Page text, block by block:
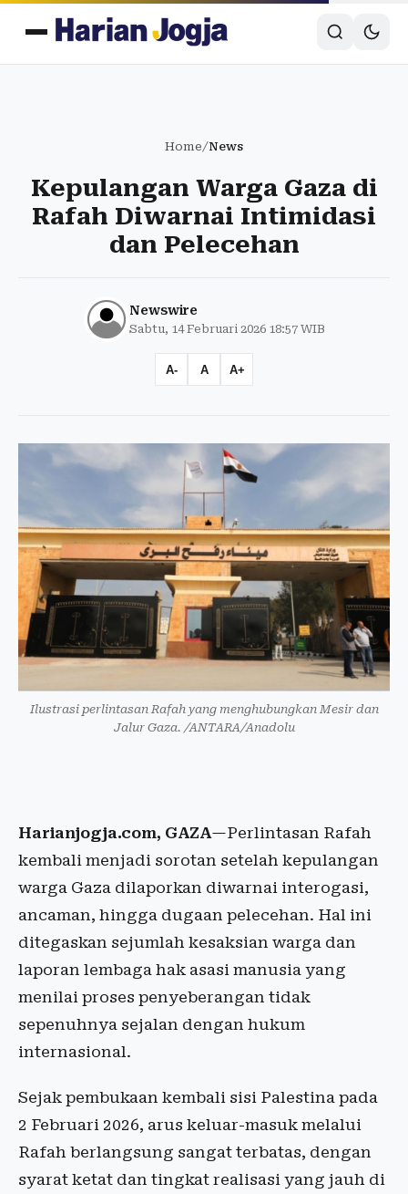
Home/News
Kepulangan Warga Gaza di
Rafah Diwarnai Intimidasi
dan Pelecehan
Newswire
Sabtu, 14 Februari 2026 18:57 WIB
A- A A+
Ilustrasi perlintasan Rafah yang menghubungkan Mesir dan
Jalur Gaza. /ANTARA/Anadolu
Harianjogja.com, GAZA—Perlintasan Rafah
kembali menjadi sorotan setelah kepulangan
warga Gaza dilaporkan diwarnai interogasi,
ancaman, hingga dugaan pelecehan. Hal ini
ditegaskan sejumlah kesaksian warga dan
laporan lembaga hak asasi manusia yang
menilai proses penyeberangan tidak
sepenuhnya sejalan dengan hukum
internasional.
Sejak pembukaan kembali sisi Palestina pada
2 Februari 2026, arus keluar-masuk melalui
Rafah berlangsung sangat terbatas, dengan
syarat ketat dan tingkat realisasi yang jauh di